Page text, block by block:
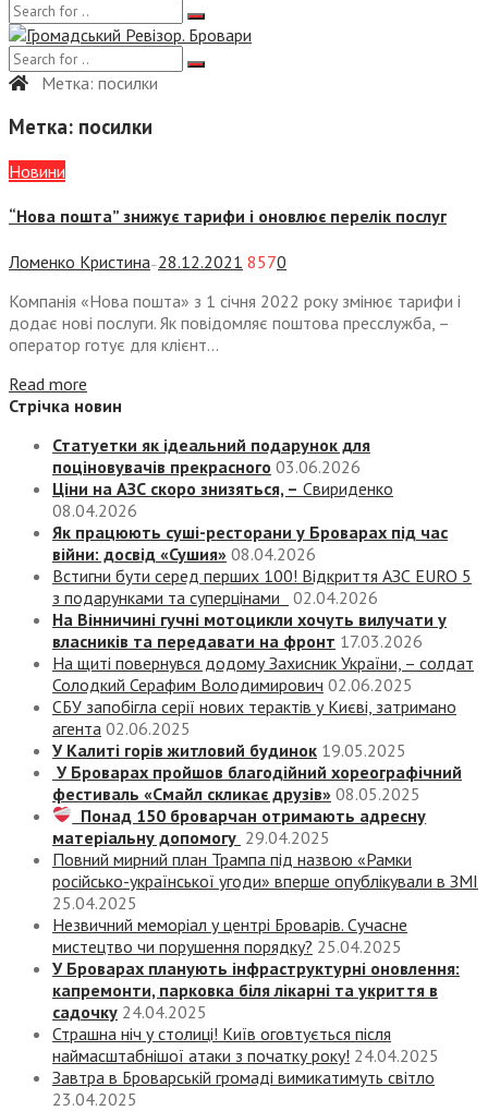
Метка: посилки
Метка: посилки
Новини
“Нова пошта” знижує тарифи і оновлює перелік послуг
Ломенко Кристина — 28.12.2021 8570
Компанія «Нова пошта» з 1 січня 2022 року змінює тарифи і
додає нові послуги. Як повідомляє поштова пресслужба, –
оператор готує для клієнт...
Read more
Стрічка новин
Статуетки як ідеальний подарунок для
поціновувачів прекрасного 03.06.2026
Ціни на АЗС скоро знизяться, – Свириденко
08.04.2026
Як працюють суші-ресторани у Броварах під час
війни: досвід «Сушия» 08.04.2026
Встигни бути серед перших 100! Відкриття АЗС EURO 5
з подарунками та суперцінами
02.04.2026
На Вінничині гучні мотоцикли хочуть вилучати у
власників та передавати на фронт 17.03.2026
На щиті повернувся додому Захисник України, – солдат
Солодкий Серафим Володимирович 02.06.2025
СБУ запобігла серії нових терактів у Києві, затримано
агента 02.06.2025
У Калиті горів житловий будинок 19.05.2025
У Броварах пройшов благодійний хореографічний
фестиваль «Смайл скликає друзів» 08.05.2025
Понад 150 броварчан отримають адресну
матеріальну допомогу 29.04.2025
Повний мирний план Трампа під назвою «‎Рамки
російсько-української угоди» вперше опублікували в ЗМІ
25.04.2025
Незвичний меморіал у центрі Броварів. Сучасне
мистецтво чи порушення порядку? 25.04.2025
У Броварах планують інфраструктурні оновлення:
капремонти, парковка біля лікарні та укриття в
садочку 24.04.2025
Страшна ніч у столиці! Київ оговтується після
наймасштабнішої атаки з початку року! 24.04.2025
Завтра в Броварській громаді вимикатимуть світло
23.04.2025